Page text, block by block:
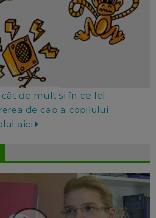
de mult și în ce fel
de cap a copilului.
aici